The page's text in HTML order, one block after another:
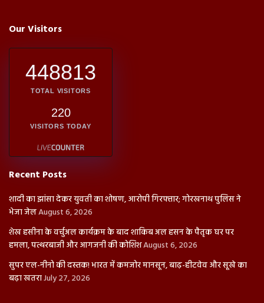
Our Visitors
448813
TOTAL VISITORS
220
VISITORS TODAY
Recent Posts
शादी का झांसा देकर युवती का शोषण, आरोपी गिरफ्तार; गोरखनाथ पुलिस ने
भेजा जेलAugust 6, 2026
शेख हसीना के वर्चुअल कार्यक्रम के बाद शाकिब अल हसन के पैतृक घर पर
हमला, पत्थरबाजी और आगजनी की कोशिशAugust 6, 2026
सुपर एल-नीनो की दस्तक! भारत में कमजोर मानसून, बाढ़-हीटवेव और सूखे का
बढ़ा खतराJuly 27, 2026